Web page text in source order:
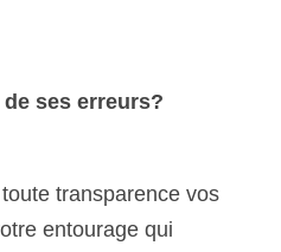
ses erreurs?
transparence vos
entourage qui